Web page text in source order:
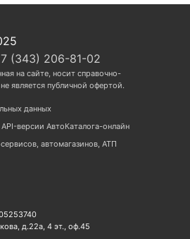
(343) 206-81-02
на сайте, носит справочно-
является публичной офертой.
данных
версии АвтоКаталога-онлайн
автомагазинов, АТП
д.22а, 4 эт., оф.45